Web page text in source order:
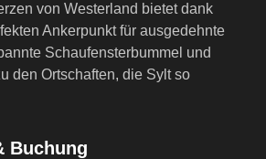
von Westerland bietet dank
Ankerpunkt für ausgedehnte
Schaufensterbummel und
den Ortschaften, die Sylt so
Buchung